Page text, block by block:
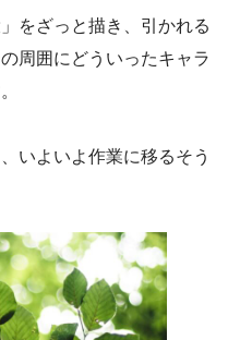
をざっと描き、引かれる
周囲にどういったキャラ
いよいよ作業に移るそう